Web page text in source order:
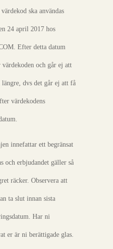
ska användas
24 april 2017 hos
Efter detta datum
och går ej att
längre, dvs det går ej att få
värdekodens
innefattar ett begränsat
och erbjudandet gäller så
räcker. Observera att
ta slut innan sista
Har ni
er är ni berättigade glas.